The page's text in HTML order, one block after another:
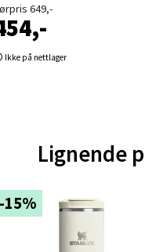
649,-
Ikke på nettlager
Lignende
-15%
Senter
vei 52, 5147